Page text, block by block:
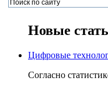
Новые
Цифровые
Согласно